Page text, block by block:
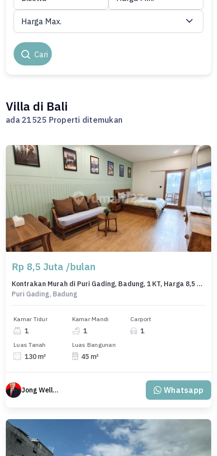
Cari
Harga Max.
Villa di Bali
ada 21525 Properti ditemukan
Rp 8,5 Juta /bulan
Kontrakan Murah di Puri Gading, Badung, 1 KT, Harga 8,5 Juta /bulan
Puri Gading, Badung
Kamar Tidur
1
Kamar Mandi
1
Carport
1
Luas Tanah
130 m²
Luas Bangunan
45 m²
Jong Welly Sutrisno Whatsapp